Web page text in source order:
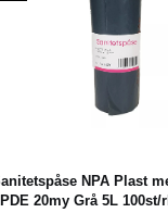
NPA Plast
20my Grå 5L 100st/rl